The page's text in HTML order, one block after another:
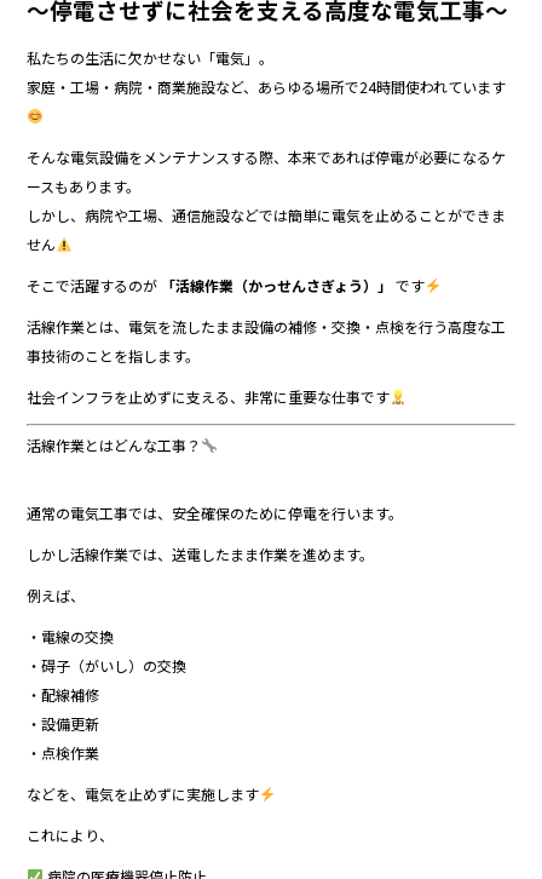
〜停電させずに社会を支える高度な電気工事〜
私たちの生活に欠かせない「電気」。
家庭・工場・病院・商業施設など、あらゆる場所で24時間使われています
そんな電気設備をメンテナンスする際、本来であれば停電が必要になるケ
ースもあります。
しかし、病院や工場、通信施設などでは簡単に電気を止めることができま
せん
そこで活躍するのが 「活線作業（かっせんさぎょう）」 です
活線作業とは、電気を流したまま設備の補修・交換・点検を行う高度な工
事技術のことを指します。
社会インフラを止めずに支える、非常に重要な仕事です
活線作業とはどんな工事？
通常の電気工事では、安全確保のために停電を行います。
しかし活線作業では、送電したまま作業を進めます。
例えば、
・電線の交換
・碍子（がいし）の交換
・配線補修
・設備更新
・点検作業
などを、電気を止めずに実施します
これにより、